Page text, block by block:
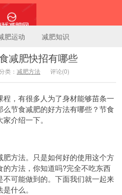
我减肥网
肥运动 减肥知识
减肥快招有哪些
类： 减肥方法 评论(0)
，有很多人为了身材能够苗条一
节食减肥的好方法有哪些？节食
介绍一下。
方法。只是如何好的使用这个方
方法，你知道吗?完全不吃东西
可能做到的。下面我们就一起来
什么。